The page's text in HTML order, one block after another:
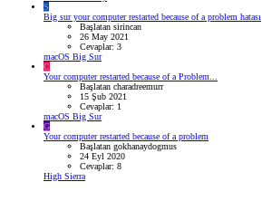
S
Big sur your computer restarted because of a problem hatası
Başlatan sirincan
26 May 2021
Cevaplar: 3
macOS Big Sur
C
Your computer restarted because of a Problem...
Başlatan charadreemurr
15 Şub 2021
Cevaplar: 1
macOS Big Sur
G
Your computer restarted because of a problem
Başlatan gokhanaydogmus
24 Eyl 2020
Cevaplar: 8
High Sierra